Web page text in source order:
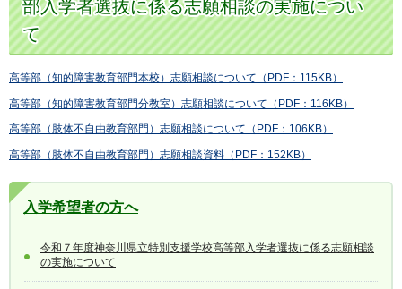
部入学者選抜に係る志願相談の実施につい
て
高等部（知的障害教育部門本校）志願相談について（PDF：115KB）
高等部（知的障害教育部門分教室）志願相談について（PDF：116KB）
高等部（肢体不自由教育部門）志願相談について（PDF：106KB）
高等部（肢体不自由教育部門）志願相談資料（PDF：152KB）
入学希望者の方へ
令和７年度神奈川県立特別支援学校高等部入学者選抜に係る志願相談
の実施について